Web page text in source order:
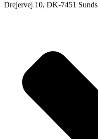
Drejervej 10, DK-7451 Sunds